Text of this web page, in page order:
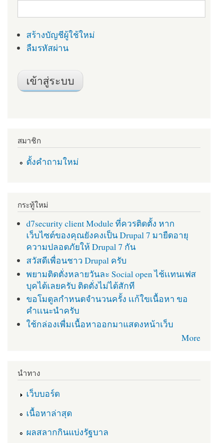
สร้างบัญชีผู้ใช้ใหม่
ลืมรหัสผ่าน
สมาชิก
ตั้งคำถามใหม่
กระทู้ใหม่
d7security client Module ที่ควรติดตั้ง หาก
เว็บไซต์ของคุณยังคงเป็น Drupal 7 มายืดอายุ
ความปลอดภัยให้ Drupal 7 กัน
สวัสดีเพื่อนชาว Drupal ครับ
พยามติดตั่งหลายวันละ Social open ไช้เเทนเฟส
บุคได้เลยครับ ติดตั่งไม่ได้สักที
ขอโมดูลกำหนดจำนวนครั้ง เเก้ใขเนื้อหา ขอ
คำเเนะนำครับ
ใช้กล่องเพื่มเนื้อหาออกมาแสดงหน้าเว็บ
More
นำทาง
เว็บบอร์ด
เนื้อหาล่าสุด
ผลสลากกินแบ่งรัฐบาล